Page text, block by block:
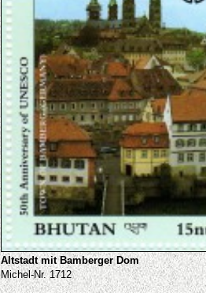
Altstadt mit Bamberger Dom
Michel-Nr. 1712